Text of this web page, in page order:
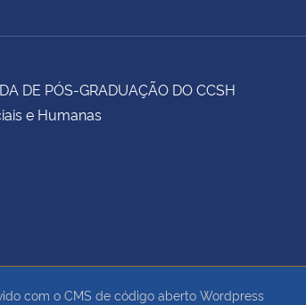
DE PÓS-GRADUAÇÃO DO CCSH
e Humanas
com o CMS de código aberto Wordpress